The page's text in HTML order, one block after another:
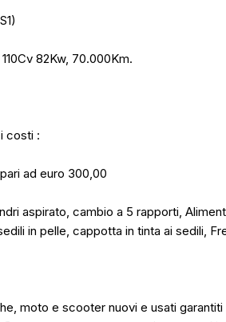
82Kw, 70.000Km.
costi :
ad euro 300,00
aspirato, cambio a 5 rapporti,
in pelle, cappotta in tinta ai sedili,
moto e scooter nuovi e usati